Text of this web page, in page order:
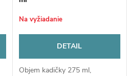
Na vyžiadanie
DETAIL
Objem kadičky 275 ml,